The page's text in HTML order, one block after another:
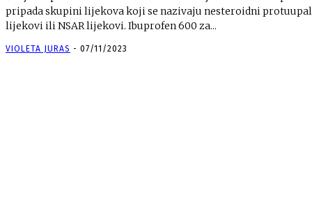
pripada skupini lijekova koji se nazivaju nesteroidni
lijekovi ili NSAR lijekovi. Ibuprofen 600 za...
VIOLETA JURAS - 07/11/2023